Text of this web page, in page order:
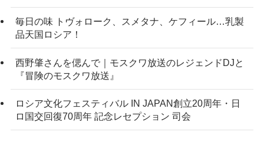
毎日の味 トヴォローク、スメタナ、ケフィール…乳製
品天国ロシア！
西野肇さんを偲んで｜モスクワ放送のレジェンドDJと
『冒険のモスクワ放送』
ロシア文化フェスティバル IN JAPAN創立20周年・日
ロ国交回復70周年 記念レセプション 司会